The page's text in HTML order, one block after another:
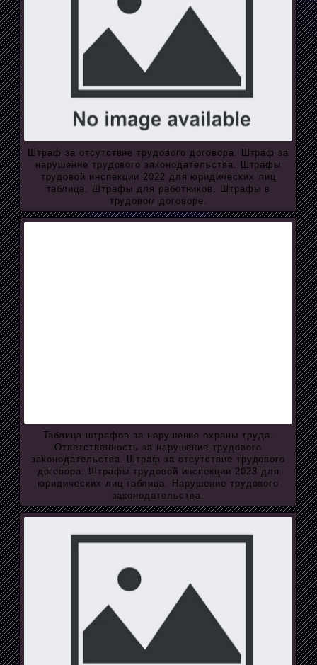
Штраф за отсутствие трудового договора. Штраф за
нарушение трудового законодательства. Штрафы
трудовой инспекции 2022 для юридических лиц
таблица. Штрафы для работников. Штрафы в
трудовом договоре.
Таблица штрафов за нарушение охраны труда.
Ответственность за нарушение трудового
законодательства. Штраф за отсутствие трудового
договора. Штрафы трудовой инспекции 2023 для
юридических лиц таблица. Нарушение трудового
законодательства.